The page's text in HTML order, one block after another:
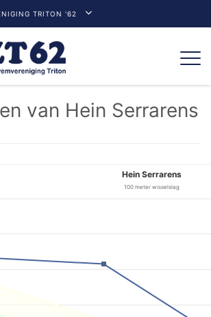
TRITON '62
van Hein Serrarens
Hein Serrarens
100 meter wisselslag